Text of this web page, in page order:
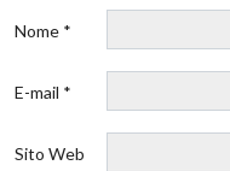
Nome *
E-mail *
Sito Web